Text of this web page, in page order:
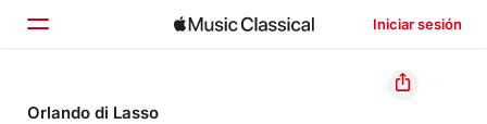
Iniciar sesión
Inicio
Orlando di Lasso